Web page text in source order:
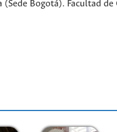
Bogotá). Facultad